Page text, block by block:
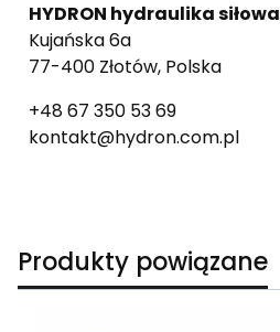
HYDRON hydraulika siłowa
Kujańska 6a
77-400 Złotów, Polska
+48 67 350 53 69
kontakt@hydron.com.pl
Produkty powiązane